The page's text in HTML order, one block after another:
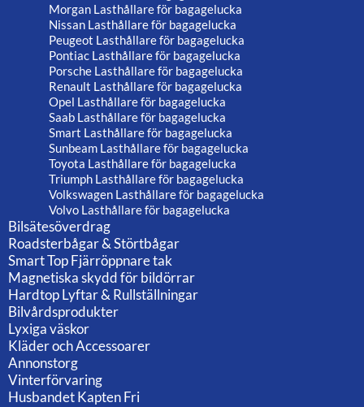
Morgan Lasthållare för bagagelucka
Nissan Lasthållare för bagagelucka
Peugeot Lasthållare för bagagelucka
Pontiac Lasthållare för bagagelucka
Porsche Lasthållare för bagagelucka
Renault Lasthållare för bagagelucka
Opel Lasthållare för bagagelucka
Saab Lasthållare för bagagelucka
Smart Lasthållare för bagagelucka
Sunbeam Lasthållare för bagagelucka
Toyota Lasthållare för bagagelucka
Triumph Lasthållare för bagagelucka
Volkswagen Lasthållare för bagagelucka
Volvo Lasthållare för bagagelucka
Bilsätesöverdrag
Roadsterbågar & Störtbågar
Smart Top Fjärröppnare tak
Magnetiska skydd för bildörrar
Hardtop Lyftar & Rullställningar
Bilvårdsprodukter
Lyxiga väskor
Kläder och Accessoarer
Annonstorg
Vinterförvaring
Husbandet Kapten Fri